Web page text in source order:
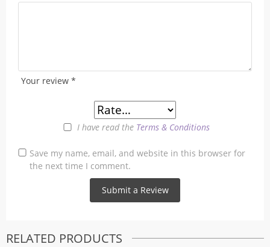
Your review *
I have read the Terms & Conditions
Save my name, email, and website in this browser for
the next time I comment.
RELATED PRODUCTS